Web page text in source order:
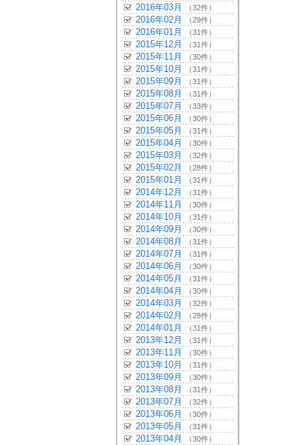
2016年03月 （32件）
2016年02月 （29件）
2016年01月 （31件）
2015年12月 （31件）
2015年11月 （30件）
2015年10月 （31件）
2015年09月 （31件）
2015年08月 （31件）
2015年07月 （33件）
2015年06月 （30件）
2015年05月 （31件）
2015年04月 （30件）
2015年03月 （32件）
2015年02月 （28件）
2015年01月 （31件）
2014年12月 （31件）
2014年11月 （30件）
2014年10月 （31件）
2014年09月 （30件）
2014年08月 （31件）
2014年07月 （31件）
2014年06月 （30件）
2014年05月 （31件）
2014年04月 （30件）
2014年03月 （32件）
2014年02月 （28件）
2014年01月 （31件）
2013年12月 （31件）
2013年11月 （30件）
2013年10月 （31件）
2013年09月 （30件）
2013年08月 （31件）
2013年07月 （32件）
2013年06月 （30件）
2013年05月 （31件）
2013年04月 （30件）